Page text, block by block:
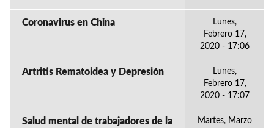
Coronavirus en China
Lunes,
Febrero 17,
2020 - 17:06
Artritis Rematoidea y Depresión
Lunes,
Febrero 17,
2020 - 17:07
Salud mental de trabajadores de la
Martes, Marzo